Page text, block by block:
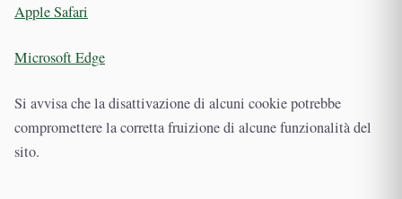
Apple Safari
Microsoft Edge
Si avvisa che la disattivazione di alcuni cookie potrebbe
compromettere la corretta fruizione di alcune funzionalità del
sito.